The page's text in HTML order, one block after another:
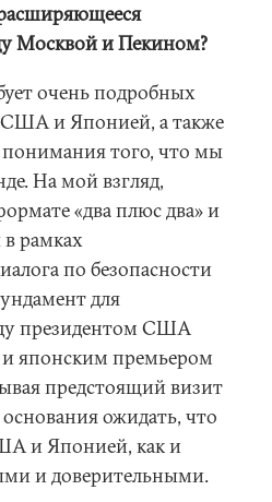
Москвой и Пекином?
очень подробных
и Японией, а также
того, что мы
На мой взгляд,
«два плюс два» и
рамках
по безопасности
для
президентом США
японским премьером
предстоящий визит
ожидать, что
и Японией, как и
и доверительными.